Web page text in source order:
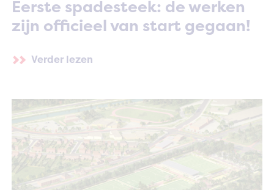
Eerste spadesteek: de werken
zijn officieel van start gegaan!
Verder lezen